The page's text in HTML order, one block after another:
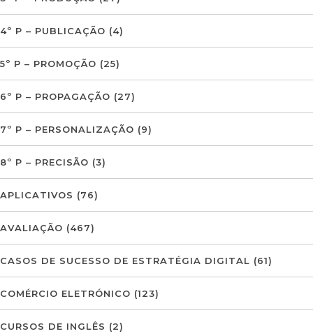
4º P – PUBLICAÇÃO (4)
5º P – PROMOÇÃO (25)
6º P – PROPAGAÇÃO (27)
7º P – PERSONALIZAÇÃO (9)
8º P – PRECISÃO (3)
APLICATIVOS (76)
AVALIAÇÃO (467)
CASOS DE SUCESSO DE ESTRATÉGIA DIGITAL (61)
COMÉRCIO ELETRÓNICO (123)
CURSOS DE INGLÊS (2)